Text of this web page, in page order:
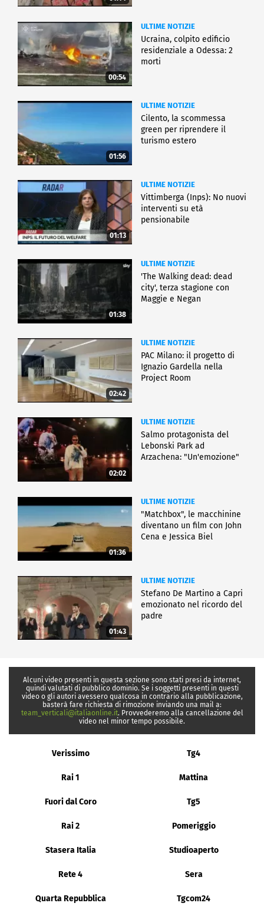
00:54
ULTIME NOTIZIE
Ucraina, colpito edificio
residenziale a Odessa: 2
morti
01:56
ULTIME NOTIZIE
Cilento, la scommessa
green per riprendere il
turismo estero
01:13
ULTIME NOTIZIE
Vittimberga (Inps): No nuovi
interventi su età
pensionabile
01:38
ULTIME NOTIZIE
'The Walking dead: dead
city', terza stagione con
Maggie e Negan
02:42
ULTIME NOTIZIE
PAC Milano: il progetto di
Ignazio Gardella nella
Project Room
02:02
ULTIME NOTIZIE
Salmo protagonista del
Lebonski Park ad
Arzachena: "Un'emozione"
01:36
ULTIME NOTIZIE
"Matchbox", le macchinine
diventano un film con John
Cena e Jessica Biel
01:43
ULTIME NOTIZIE
Stefano De Martino a Capri
emozionato nel ricordo del
padre
Alcuni video presenti in questa sezione sono stati presi da internet,
quindi valutati di pubblico dominio. Se i soggetti presenti in questi
video o gli autori avessero qualcosa in contrario alla pubblicazione,
basterà fare richiesta di rimozione inviando una mail a:
team_verticali@italiaonline.it. Provvederemo alla cancellazione del
video nel minor tempo possibile.
Verissimo Tg4
Rai 1 Mattina
Fuori dal Coro Tg5
Rai 2 Pomeriggio
Stasera Italia Studioaperto
Rete 4 Sera
Quarta Repubblica Tgcom24